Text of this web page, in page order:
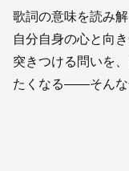
歌詞の意味を読み
自分自身の心と向
突きつける問いを
たくなる――そんな